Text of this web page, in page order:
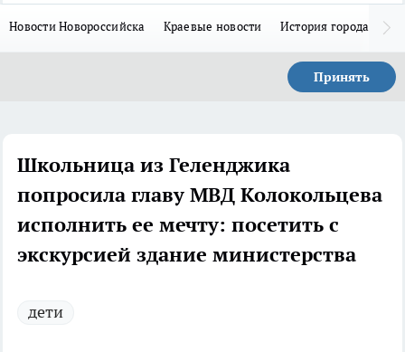
Новости Новороссийска Краевые новости История города Н
Принять
Школьница из Геленджика
попросила главу МВД Колокольцева
исполнить ее мечту: посетить с
экскурсией здание министерства
дети